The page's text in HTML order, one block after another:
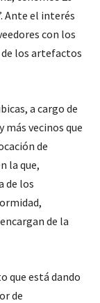
Ante el interés
con los
los artefactos
a cargo de
más vecinos que
de
la que,
de los
de la
que está dando
de